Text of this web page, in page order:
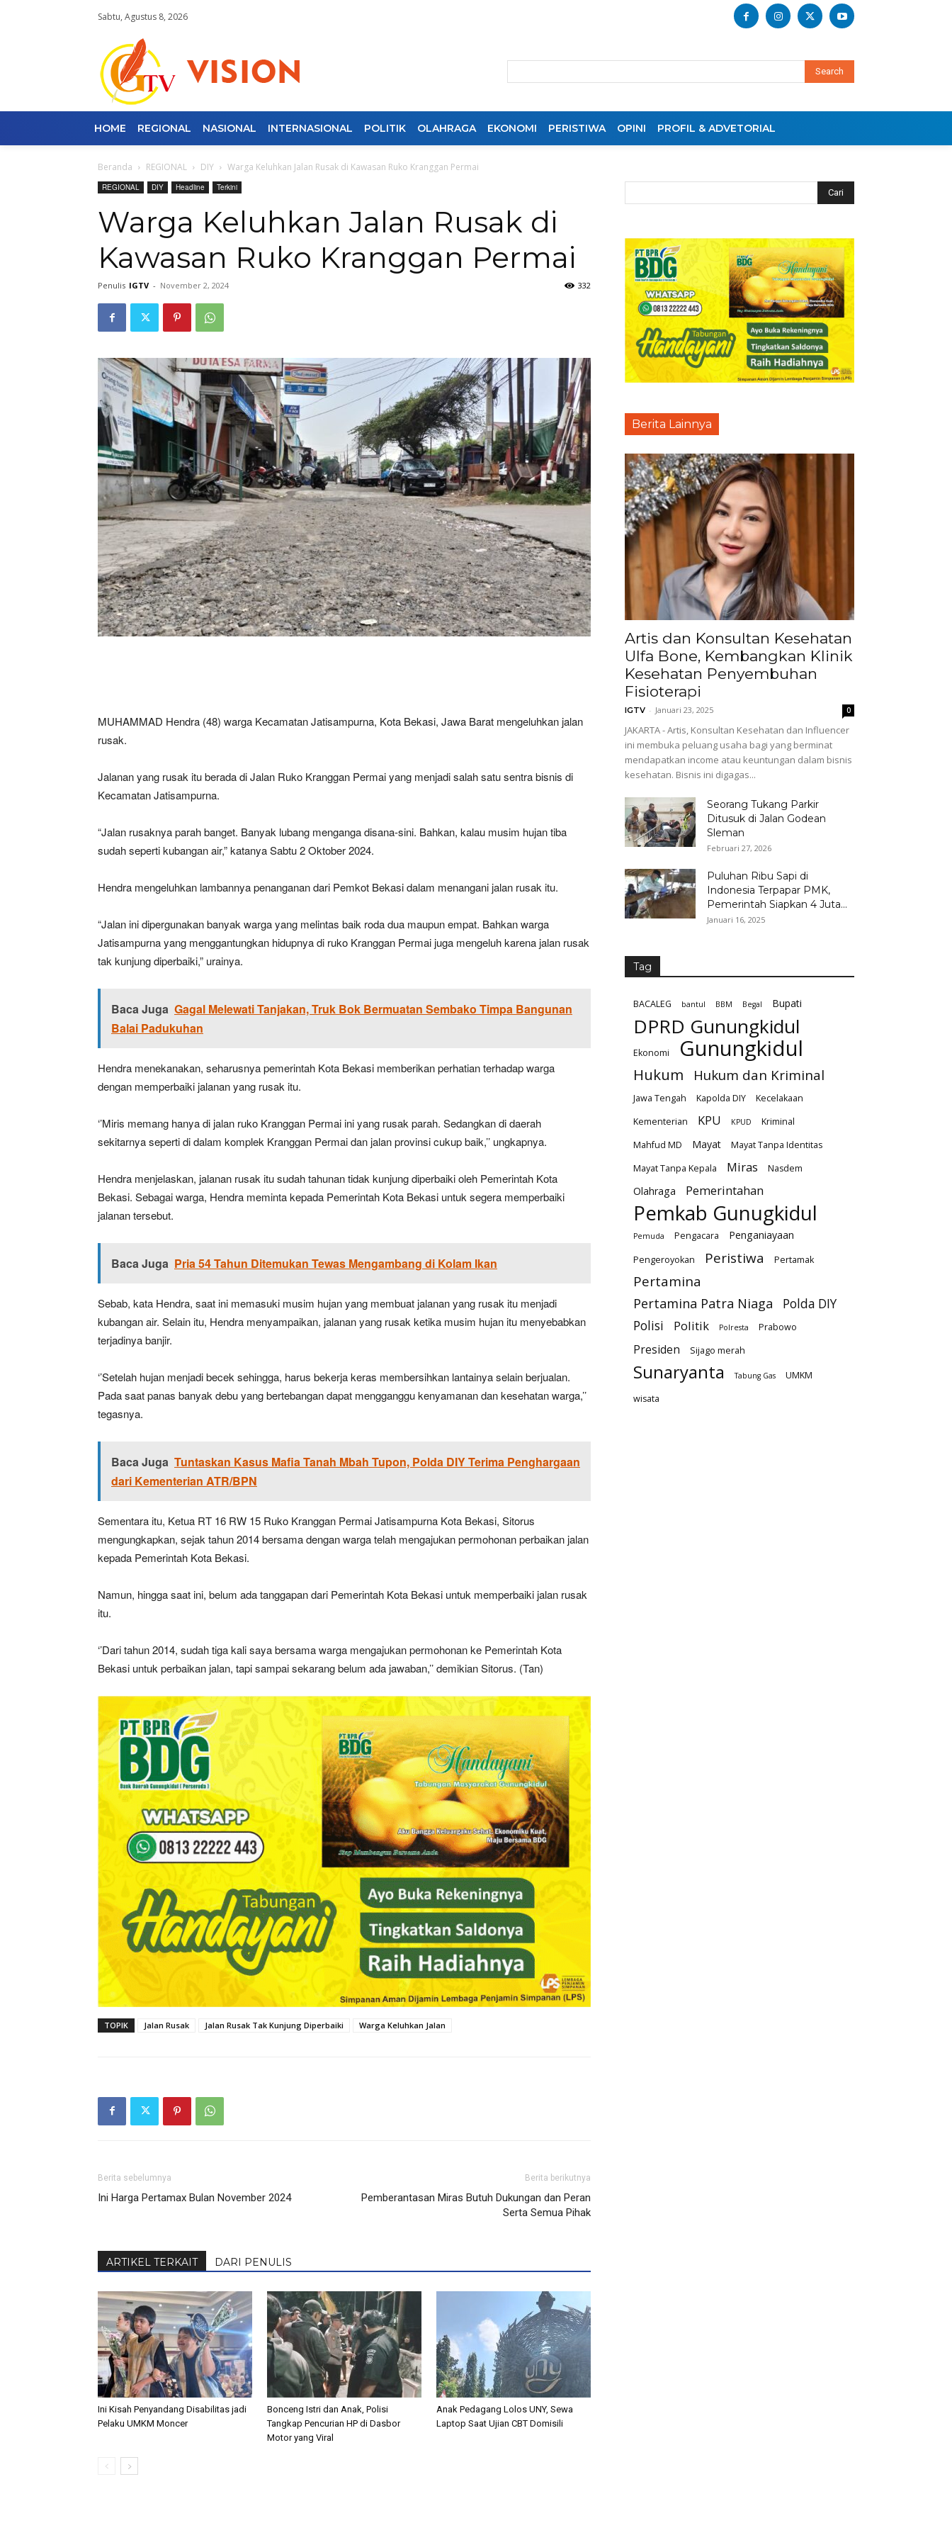
Sabtu, Agustus 8, 2026
Search
HOME REGIONAL NASIONAL INTERNASIONAL POLITIK OLAHRAGA EKONOMI PERISTIWA OPINI PROFIL & ADVETORIAL
Beranda REGIONAL DIY Warga Keluhkan Jalan Rusak di Kawasan Ruko Kranggan Permai
REGIONAL DIY Headline Terkini
Warga Keluhkan Jalan Rusak di
Kawasan Ruko Kranggan Permai
Penulis IGTV - November 2, 2024 332
MUHAMMAD Hendra (48) warga Kecamatan Jatisampurna, Kota Bekasi, Jawa Barat mengeluhkan jalan
rusak.
Jalanan yang rusak itu berada di Jalan Ruko Kranggan Permai yang menjadi salah satu sentra bisnis di
Kecamatan Jatisampurna.
“Jalan rusaknya parah banget. Banyak lubang menganga disana-sini. Bahkan, kalau musim hujan tiba
sudah seperti kubangan air,” katanya Sabtu 2 Oktober 2024.
Hendra mengeluhkan lambannya penanganan dari Pemkot Bekasi dalam menangani jalan rusak itu.
“Jalan ini dipergunakan banyak warga yang melintas baik roda dua maupun empat. Bahkan warga
Jatisampurna yang menggantungkan hidupnya di ruko Kranggan Permai juga mengeluh karena jalan rusak
tak kunjung diperbaiki,” urainya.
Baca Juga Gagal Melewati Tanjakan, Truk Bok Bermuatan Sembako Timpa Bangunan
Balai Padukuhan
Hendra menekanakan, seharusnya pemerintah Kota Bekasi memberikan perhatian terhadap warga
dengan memperbaiki jalanan yang rusak itu.
‘’Miris memang hanya di jalan ruko Kranggan Permai ini yang rusak parah. Sedangkan di daerah
sekitarnya seperti di dalam komplek Kranggan Permai dan jalan provinsi cukup baik,’’ ungkapnya.
Hendra menjelaskan, jalanan rusak itu sudah tahunan tidak kunjung diperbaiki oleh Pemerintah Kota
Bekasi. Sebagai warga, Hendra meminta kepada Pemerintah Kota Bekasi untuk segera memperbaiki
jalanan tersebut.
Baca Juga Pria 54 Tahun Ditemukan Tewas Mengambang di Kolam Ikan
Sebab, kata Hendra, saat ini memasuki musim hujan yang membuat jalanan yang rusak itu menjadi
kubangan air. Selain itu, Hendra menyampaikan, jalanan yang rusak ketika musim hujan itu menyebabkan
terjadinya banjir.
‘’Setelah hujan menjadi becek sehingga, harus bekerja keras membersihkan lantainya selain berjualan.
Pada saat panas banyak debu yang bertebangan dapat mengganggu kenyamanan dan kesehatan warga,’’
tegasnya.
Baca Juga Tuntaskan Kasus Mafia Tanah Mbah Tupon, Polda DIY Terima Penghargaan
dari Kementerian ATR/BPN
Sementara itu, Ketua RT 16 RW 15 Ruko Kranggan Permai Jatisampurna Kota Bekasi, Sitorus
mengungkapkan, sejak tahun 2014 bersama dengan warga telah mengajukan permohonan perbaikan jalan
kepada Pemerintah Kota Bekasi.
Namun, hingga saat ini, belum ada tanggapan dari Pemerintah Kota Bekasi untuk memperbaiki jalan rusak
itu.
‘’Dari tahun 2014, sudah tiga kali saya bersama warga mengajukan permohonan ke Pemerintah Kota
Bekasi untuk perbaikan jalan, tapi sampai sekarang belum ada jawaban,’’ demikian Sitorus. (Tan)
TOPIK Jalan Rusak Jalan Rusak Tak Kunjung Diperbaiki Warga Keluhkan Jalan
Berita sebelumnya
Ini Harga Pertamax Bulan November 2024
Berita berikutnya
Pemberantasan Miras Butuh Dukungan dan Peran
Serta Semua Pihak
ARTIKEL TERKAIT DARI PENULIS
Ini Kisah Penyandang Disabilitas jadi
Pelaku UMKM Moncer
Bonceng Istri dan Anak, Polisi
Tangkap Pencurian HP di Dasbor
Motor yang Viral
Anak Pedagang Lolos UNY, Sewa
Laptop Saat Ujian CBT Domisili
Berita Lainnya
Artis dan Konsultan Kesehatan
Ulfa Bone, Kembangkan Klinik
Kesehatan Penyembuhan
Fisioterapi
IGTV - Januari 23, 2025 0
JAKARTA - Artis, Konsultan Kesehatan dan Influencer
ini membuka peluang usaha bagi yang berminat
mendapatkan income atau keuntungan dalam bisnis
kesehatan. Bisnis ini digagas...
Seorang Tukang Parkir
Ditusuk di Jalan Godean
Sleman
Februari 27, 2026
Puluhan Ribu Sapi di
Indonesia Terpapar PMK,
Pemerintah Siapkan 4 Juta...
Januari 16, 2025
Tag
BACALEG bantul BBM Begal Bupati
DPRD Gunungkidul
Ekonomi Gunungkidul
Hukum Hukum dan Kriminal
Jawa Tengah Kapolda DIY
Kecelakaan
Kementerian
KPU KPUD
Kriminal
Mahfud MD
Mayat
Mayat Tanpa Identitas
Mayat Tanpa Kepala
Miras Nasdem
Olahraga Pemerintahan
Pemkab Gunugkidul
Pemuda Pengacara Penganiayaan
Pengeroyokan Peristiwa Pertamak
Pertamina
Pertamina Patra Niaga
Polda DIY
Polisi
Politik Polresta Prabowo
Presiden Sijago merah
Sunaryanta Tabung Gas
UMKM
wisata